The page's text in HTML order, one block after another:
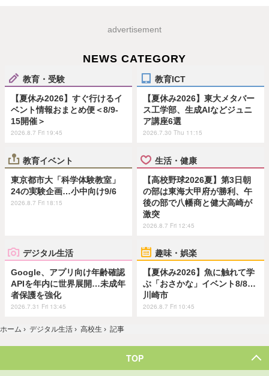
advertisement
NEWS CATEGORY
教育・受験
【夏休み2026】すぐ行けるイ
ベント情報おまとめ便＜8/9-
15開催＞
2026.8.7 Fri 19:45
教育ICT
【夏休み2026】東大メタバー
ス工学部、生成AIなどジュニ
ア講座6選
2026.7.30 Thu 11:15
教育イベント
東京都市大「科学体験教室」
24の実験企画…小中向け9/6
2026.8.7 Fri 18:15
生活・健康
【高校野球2026夏】第3日朝
の部は東海大甲府が勝利、午
後の部で八幡商と健大高崎が
激突
2026.8.7 Fri 12:45
デジタル生活
Google、アプリ向け年齢確認
APIを年内に世界展開…未成年
者保護を強化
2026.7.31 Fri 13:45
趣味・娯楽
【夏休み2026】魚に触れて学
ぶ「おさかな」イベント8/8…
川崎市
2026.8.7 Fri 10:45
ホーム › デジタル生活 › 高校生 › 記事
TOP